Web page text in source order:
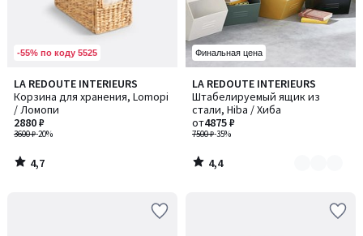
-55% по коду 5525
LA REDOUTE INTERIEURS
Корзина для хранения, Lomopi
/ Ломопи
3600 ₽-20%
2880 ₽
4,7
/ 5
4,7
/
Финальная цена
LA REDOUTE INTERIEURS
Штабелируемый ящик из
стали, Hiba / Хиба
7500 ₽-35%
от4875 ₽
4,4
/ 5
Количество
цветов:
2
4,4
/